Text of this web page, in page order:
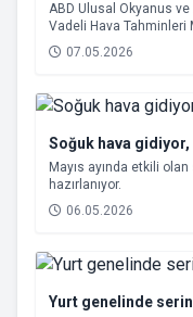
ABD Ulusal Okyanus
Vadeli Hava Tahminleri
tahminler, önümüzdeki
ihtimalinin arttığını
07.05.2026
Soğuk hava
Mayıs ayında etkili
hazırlanıyor.
06.05.2026
Yurt genelinde serin